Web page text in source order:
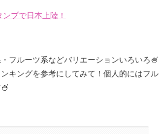
プで日本上陸！
フルーツ系などバリエーションいろいろ🍧
キングを参考にしてみて！個人的にはフル